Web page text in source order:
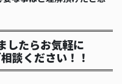
したらお気軽に
談ください！！